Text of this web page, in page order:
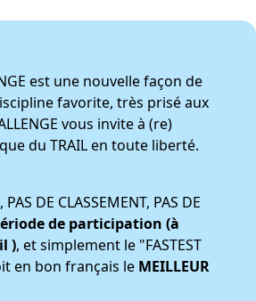
est une nouvelle façon de
favorite, très prisé aux
vous invite à (re)
du TRAIL en toute liberté.
PAS DE CLASSEMENT, PAS DE
de participation (à
), et simplement le "FASTEST
en bon français le MEILLEUR